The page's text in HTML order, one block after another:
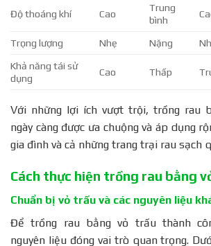
Độ thoáng khí Cao
Trung
bình
Trọng lượng Nhẹ Nặng
Khả năng tái sử
dụng
Cao Thấp
Với những lợi ích vượt trội, trồng rau
ngày càng được ưa chuộng và áp dụng
gia đình và cả những trang trại rau sạch
Cách thực hiện trồng rau bằng
Chuẩn bị vỏ trấu và các nguyên liệu
Để trồng rau bằng vỏ trấu thành
nguyên liệu đóng vai trò quan trọng.